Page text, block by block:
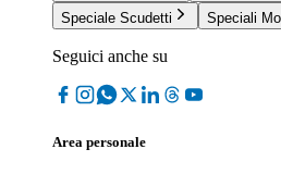
Speciale Scudetti
Speciali
Seguici anche su
Area personale